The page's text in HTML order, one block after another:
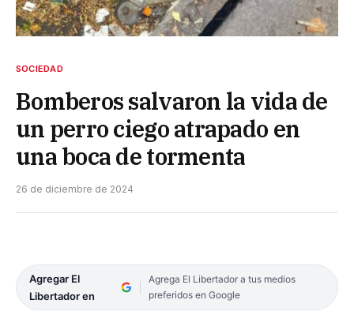
SOCIEDAD
Bomberos salvaron la vida de
un perro ciego atrapado en
una boca de tormenta
26 de diciembre de 2024
Agregar El
Libertador en
Agrega El Libertador a tus medios
preferidos en Google